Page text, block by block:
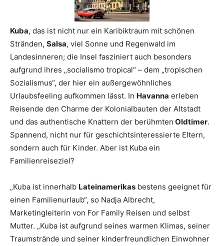
Kuba, das ist nicht nur ein Karibiktraum mit schönen
Stränden, Salsa, viel Sonne und Regenwald im
Landesinneren; die Insel fasziniert auch besonders
aufgrund ihres „socialismo tropical“ – dem „tropischen
Sozialismus“, der hier ein außergewöhnliches
Urlaubsfeeling aufkommen lässt. In Havanna erleben
Reisende den Charme der Kolonialbauten der Altstadt
und das authentische Knattern der berühmten Oldtimer.
Spannend, nicht nur für geschichtsinteressierte Eltern,
sondern auch für Kinder. Aber ist Kuba ein
Familienreiseziel?
„Kuba ist innerhalb Lateinamerikas bestens geeignet für
einen Familienurlaub“, so Nadja Albrecht,
Marketingleiterin von For Family Reisen und selbst
Mutter. „Kuba ist aufgrund seines warmen Klimas, seiner
Traumstrände und seiner kinderfreundlichen Einwohner